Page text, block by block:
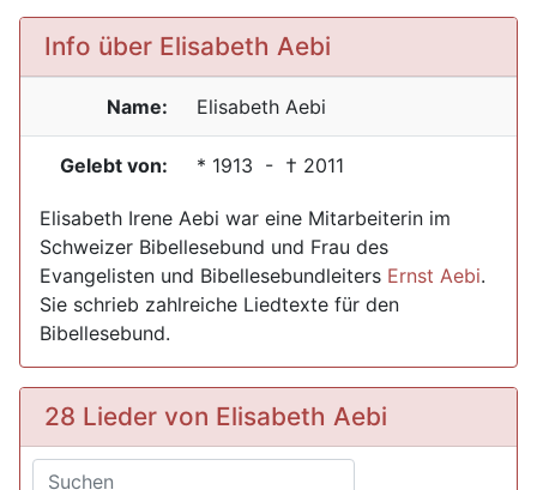
Info über Elisabeth Aebi
Name: Elisabeth Aebi
Gelebt von: * 1913 - † 2011
Elisabeth Irene Aebi war eine Mitarbeiterin im
Schweizer Bibellesebund und Frau des
Evangelisten und Bibellesebundleiters Ernst Aebi.
Sie schrieb zahlreiche Liedtexte für den
Bibellesebund.
28 Lieder von Elisabeth Aebi